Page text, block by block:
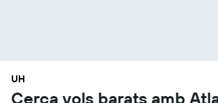
UH
Cerca vols barats amb